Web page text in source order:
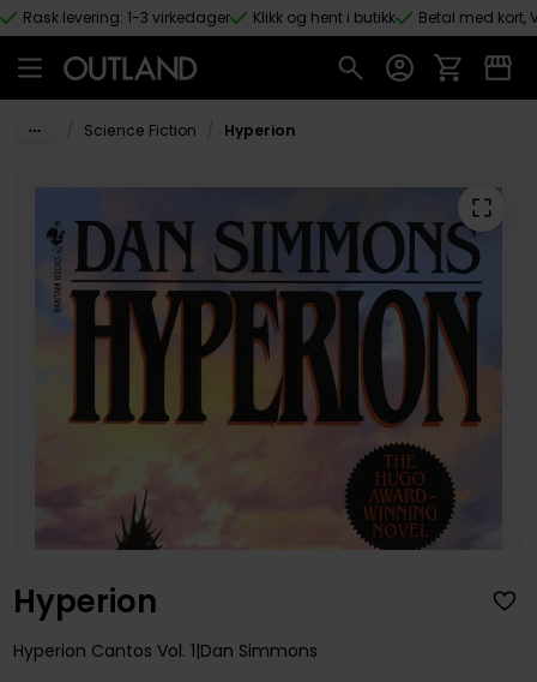
Hopp til hovedinnhold
Rask levering: 1-3 virkedager Klikk og hent i butikk Betal med kort,
Science Fiction Hyperion
Hyperion
Hyperion Cantos Vol. 1 Dan Simmons